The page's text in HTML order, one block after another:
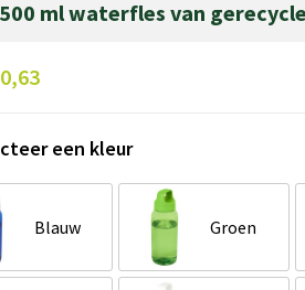
ml waterfles van
een kleur
Blauw Groen